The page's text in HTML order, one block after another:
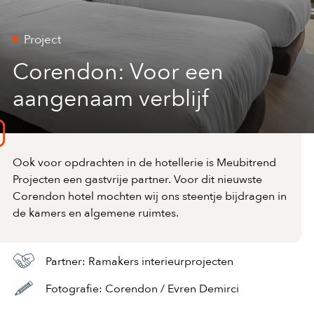
Project
Corendon: Voor een
aangenaam verblijf
Ook voor opdrachten in de hotellerie is Meubitrend
Projecten een gastvrije partner. Voor dit nieuwste
Corendon hotel mochten wij ons steentje bijdragen in
de kamers en algemene ruimtes.
Partner: Ramakers interieurprojecten
Fotografie: Corendon / Evren Demirci